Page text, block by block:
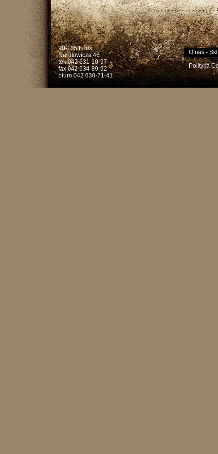
90-135 Łódź
Narutowicza 46
tel. 042 631-10-97
fax 042 634-89-92
biuro 042 630-71-41
O nas-
Polityka